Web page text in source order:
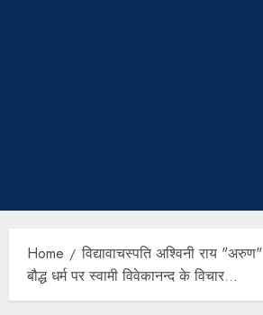
Home विद्यावाचस्पति अश्विनी राय "अरुण"
बौद्ध धर्म पर स्वामी विवेकानन्द के विचार…